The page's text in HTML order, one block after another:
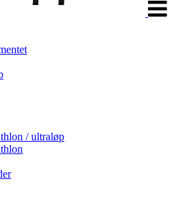
/ ultraløp